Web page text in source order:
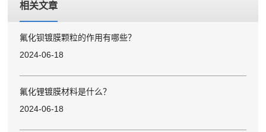
相关文章
氟化钡镀膜颗粒的作用有哪些？
2024-06-18
氟化锂镀膜材料是什么？
2024-06-18